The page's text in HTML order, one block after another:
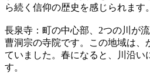
ら続く信仰の歴史を感じられます。
長泉寺：町の中心部、2つの川が
曹洞宗の寺院です。この地域は、
ていました。春になると、川沿い
す。